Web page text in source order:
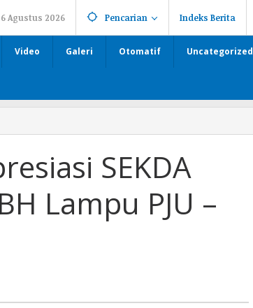
Agustus 2026 Pencarian Indeks Berita
Video Galeri Otomatif Uncategorized
SEKDA
Lampu PJU –